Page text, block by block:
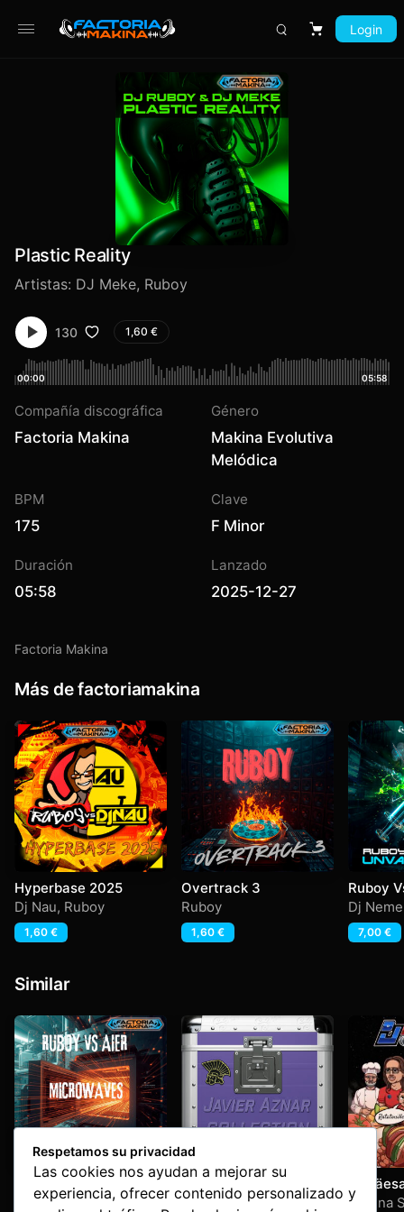
Carrito
Login
Plastic Reality
Artistas: DJ Meke, Ruboy
130 1,60 €
00:00 05:58
Compañía discográfica
Factoria Makina
Género
Makina Evolutiva
Melódica
BPM
175
Clave
F Minor
Duración
05:58
Lanzado
2025-12-27
Factoria Makina
Más de factoriamakina
Hyperbase 2025
Dj Nau, Ruboy
1,60 €
Overtrack 3
Ruboy
1,60 €
Ruboy
Dj Neme
7,00 €
Similar
Microwaves
Aier,Ruboy
Dj Javi Aznar –
Colisseum Collection
Javi Aznar
Dj
Makina
Respetamos su privacidad
Las cookies nos ayudan a mejorar su
experiencia, ofrecer contenido personalizado y